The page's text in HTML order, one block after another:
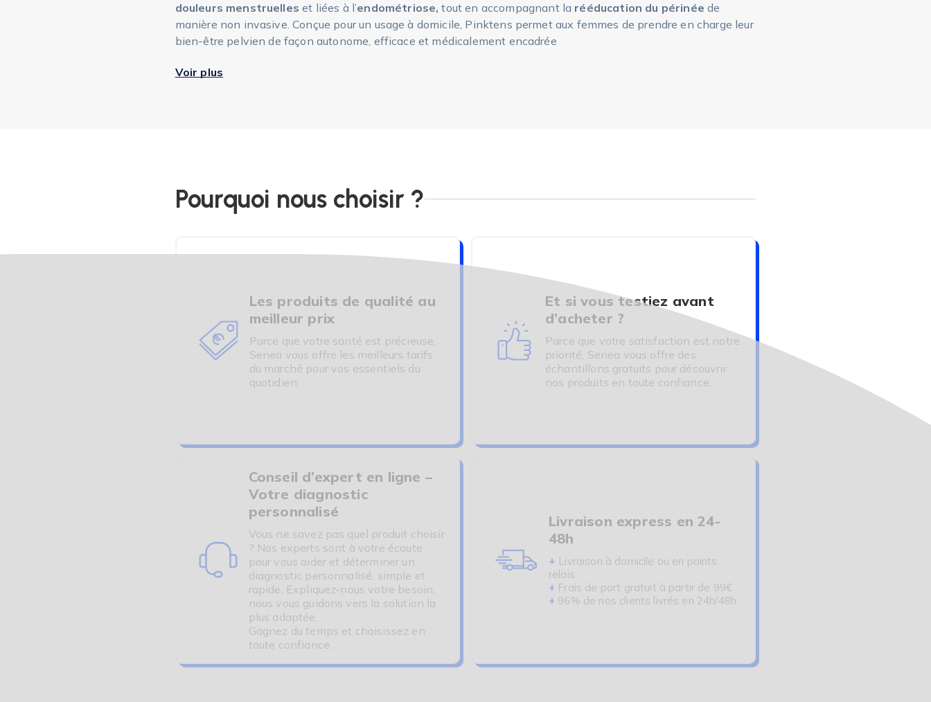
douleurs menstruelles et liées à l’endométriose, tout en accompagnant la rééducation du périnée de
manière non invasive. Conçue pour un usage à domicile, Pinktens permet aux femmes de prendre en charge leur
bien-être pelvien de façon autonome, efficace et médicalement encadrée
Voir plus
Pourquoi nous choisir ?
Les produits de qualité au
meilleur prix
Parce que votre santé est précieuse,
Senea vous offre les meilleurs tarifs
du marché pour vos essentiels du
quotidien.
Et si vous testiez avant
d’acheter ?
Parce que votre satisfaction est notre
priorité, Senea vous offre des
échantillons gratuits pour découvrir
nos produits en toute confiance.
Conseil d’expert en ligne –
Votre diagnostic
personnalisé
Vous ne savez pas quel produit choisir
? Nos experts sont à votre écoute
pour vous aider et déterminer un
diagnostic personnalisé, simple et
rapide. Expliquez-nous votre besoin,
nous vous guidons vers la solution la
plus adaptée.
Gagnez du temps et choisissez en
toute confiance.
Livraison express en 24-
48h
+ Livraison à domicile ou en points
relais
+ Frais de port gratuit à partir de 99€
+ 96% de nos clients livrés en 24h/48h